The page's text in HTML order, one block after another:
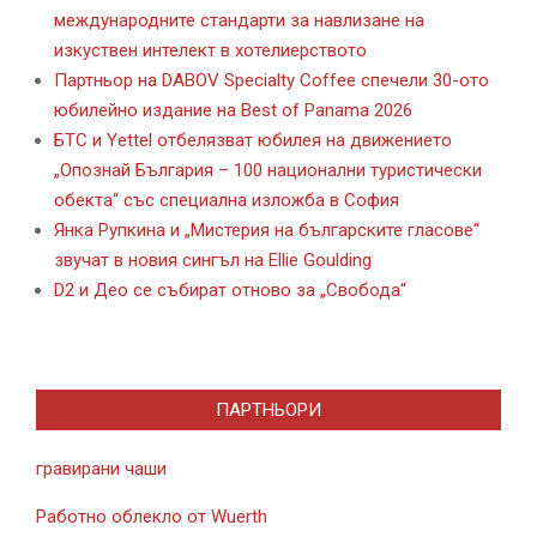
международните стандарти за навлизане на
изкуствен интелект в хотелиерството
Партньор на DABOV Specialty Coffee спечели 30-ото
юбилейно издание на Best of Panama 2026
БТС и Yettel отбелязват юбилея на движението
„Опознай България – 100 национални туристически
обекта“ със специална изложба в София
Янка Рупкина и „Мистерия на българските гласове“
звучат в новия сингъл на Ellie Goulding
D2 и Део се събират отново за „Свобода“
ПАРТНЬОРИ
гравирани чаши
Работно облекло от Wuerth